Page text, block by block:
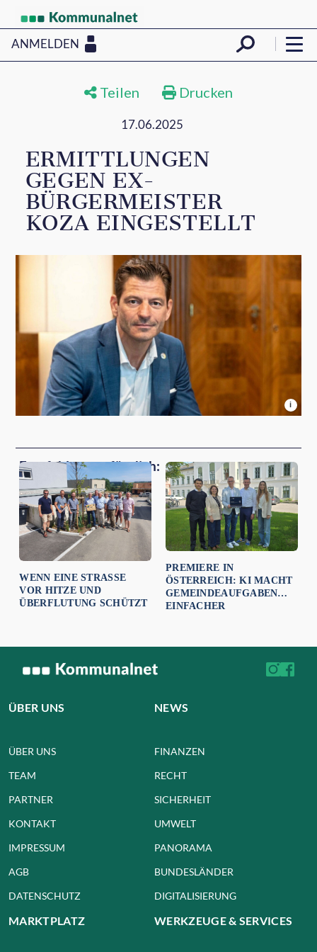
ANMELDEN
Teilen Drucken
17.06.2025
ERMITTLUNGEN
GEGEN EX-
BÜRGERMEISTER
KOZA EINGESTELLT
i
Empfehlungen für dich:
WENN EINE STRASSE V
OR HITZE UND Ü
BERFLUTUNG SCHÜTZT
PREMIERE IN
ÖSTERREICH: KI MACHT
GEMEINDEAUFGABEN
EINFACHER
ÜBER UNS
ÜBER UNS
TEAM
PARTNER
KONTAKT
IMPRESSUM
AGB
DATENSCHUTZ
NEWS
FINANZEN
RECHT
SICHERHEIT
UMWELT
PANORAMA
BUNDESLÄNDER
DIGITALISIERUNG
MARKTPLATZ WERKZEUGE & SERVICES